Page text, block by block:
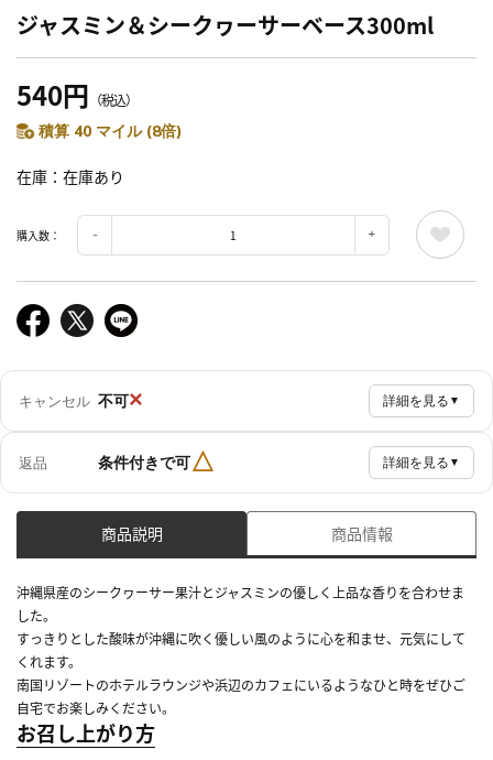
ジャスミン＆シークヮーサーベース300ml
540円 （税込）
積算 40 マイル (8倍)
在庫 在庫あり
購入数：
キャンセル 不可× 詳細を見る ▼
返品 条件付きで可△ 詳細を見る ▼
商品説明 商品情報
沖縄県産のシークヮーサー果汁とジャスミンの優しく上品な香りを合わせま
した。
すっきりとした酸味が沖縄に吹く優しい風のように心を和ませ、元気にして
くれます。
南国リゾートのホテルラウンジや浜辺のカフェにいるようなひと時をぜひご
自宅でお楽しみください。
お召し上がり方